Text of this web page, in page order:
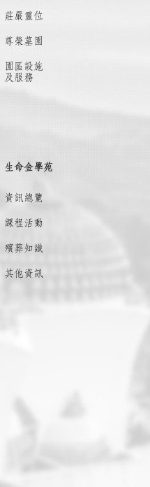
莊嚴靈位
尊榮墓園
園區設施
及服務
生命金學苑
資訊總覽
課程活動
殯葬知識
其他資訊